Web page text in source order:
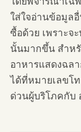
ใส่ใจอ่านข้อมูล
ซื้อด้วย เพราะ
นั้นมากขึ้น สำห
อาหารแสดงฉล
ได้ที่หมายเลขโ
ด่วนผู้บริโภคกับ